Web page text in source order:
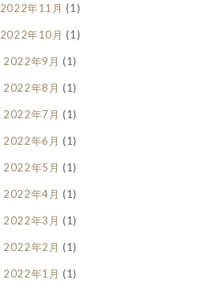
2022年11月 (1)
2022年10月 (1)
2022年9月 (1)
2022年8月 (1)
2022年7月 (1)
2022年6月 (1)
2022年5月 (1)
2022年4月 (1)
2022年3月 (1)
2022年2月 (1)
2022年1月 (1)